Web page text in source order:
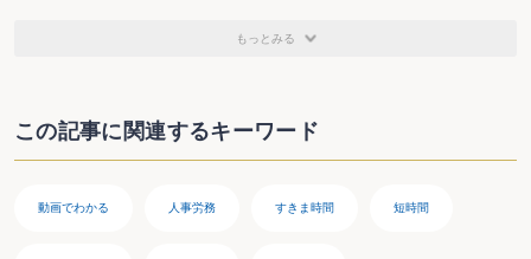
もっとみる
この記事に関連するキーワード
動画でわかる 人事労務 すきま時間 短時間